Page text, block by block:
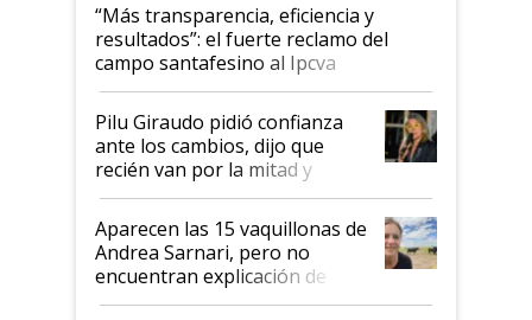
“Más transparencia, eficiencia y
resultados”: el fuerte reclamo del
campo santafesino al Ipcva
Pilu Giraudo pidió confianza
ante los cambios, dijo que
recién van por la mitad y
destacó que exportar dejó de
ser "para unos pocos":
"Tenemos un mandato muy
claro del gobierno nacional"
Aparecen las 15 vaquillonas de
Andrea Sarnari, pero no
encuentran explicación de
cómo llegaron allí